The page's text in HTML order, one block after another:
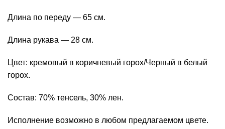
Длина по переду — 65 см.
Длина рукава — 28 см.
Цвет: кремовый в коричневый горох/Черный в белый
горох.
Состав: 70% тенсель, 30% лен.
Исполнение возможно в любом предлагаемом цвете.